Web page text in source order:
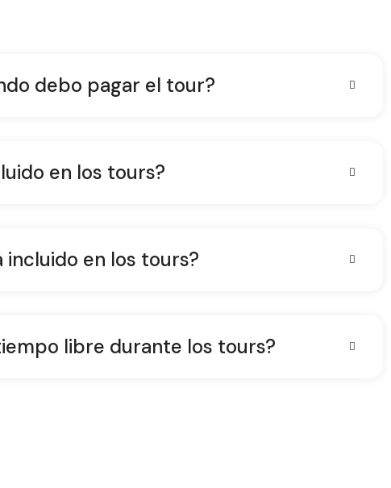
debo pagar el tour?
en los tours?
incluido en los tours?
libre durante los tours?